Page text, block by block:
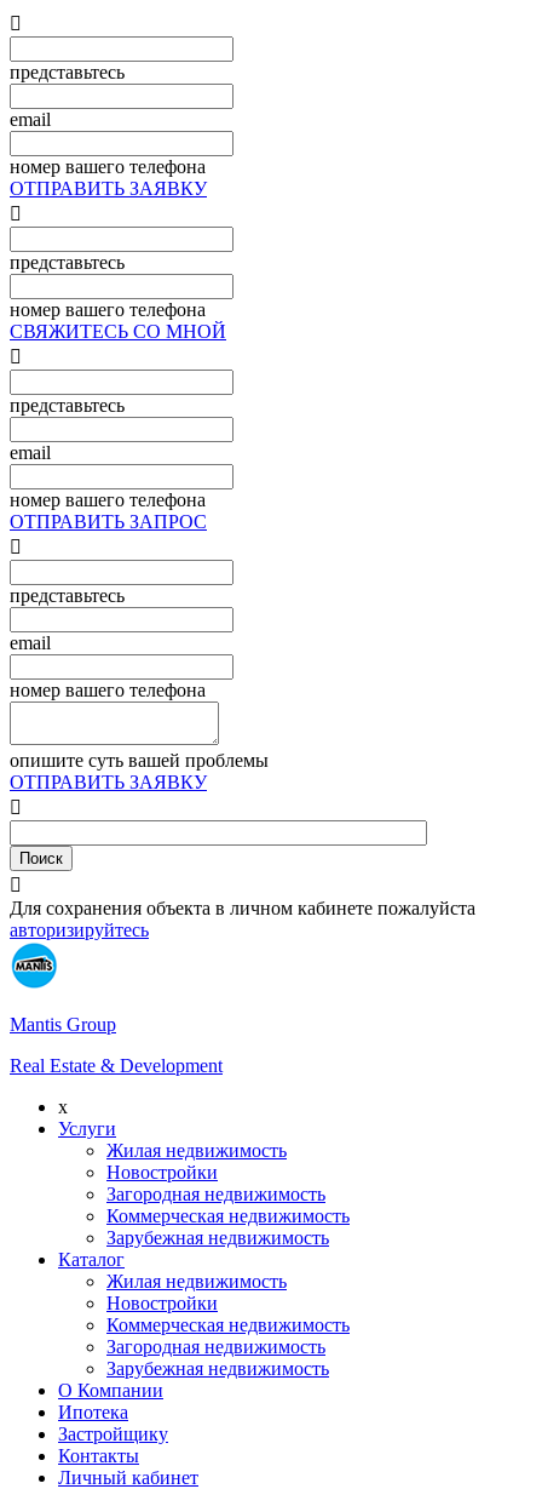

представьтесь
email
номер вашего телефона
ОТПРАВИТЬ ЗАЯВКУ

представьтесь
номер вашего телефона
СВЯЖИТЕСЬ СО МНОЙ

представьтесь
email
номер вашего телефона
ОТПРАВИТЬ ЗАПРОС

представьтесь
email
номер вашего телефона
опишите суть вашей проблемы
ОТПРАВИТЬ ЗАЯВКУ


Для сохранения объекта в личном кабинете пожалуйста
авторизируйтесь
Mantis Group
Real Estate & Development
x
Услуги
Жилая недвижимость
Новостройки
Загородная недвижимость
Коммерческая недвижимость
Зарубежная недвижимость
Каталог
Жилая недвижимость
Новостройки
Коммерческая недвижимость
Загородная недвижимость
Зарубежная недвижимость
О Компании
Ипотека
Застройщику
Контакты
Личный кабинет